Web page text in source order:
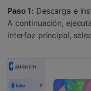
Paso 1: Descarga e
A continuación,
interfaz principal,